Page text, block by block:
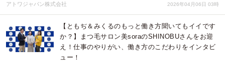
アトワジャパン株式会社 2026年04月06日 03時
【ともぢ＆みくるのもっと働き方聞いてもイイです
か？】まつ毛サロン美soraのSHINOBUさんをお迎
え！仕事のやりがい、働き方のこだわりをインタビ
ュー！